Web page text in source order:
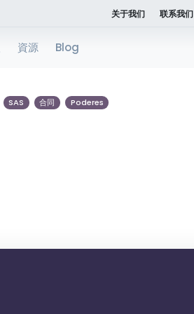
关于我们 联系我们
資源 Blog
SAS 合同 Poderes